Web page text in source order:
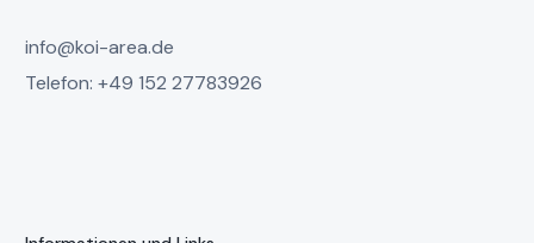
info@koi-area.de
Telefon: +49 152 27783926